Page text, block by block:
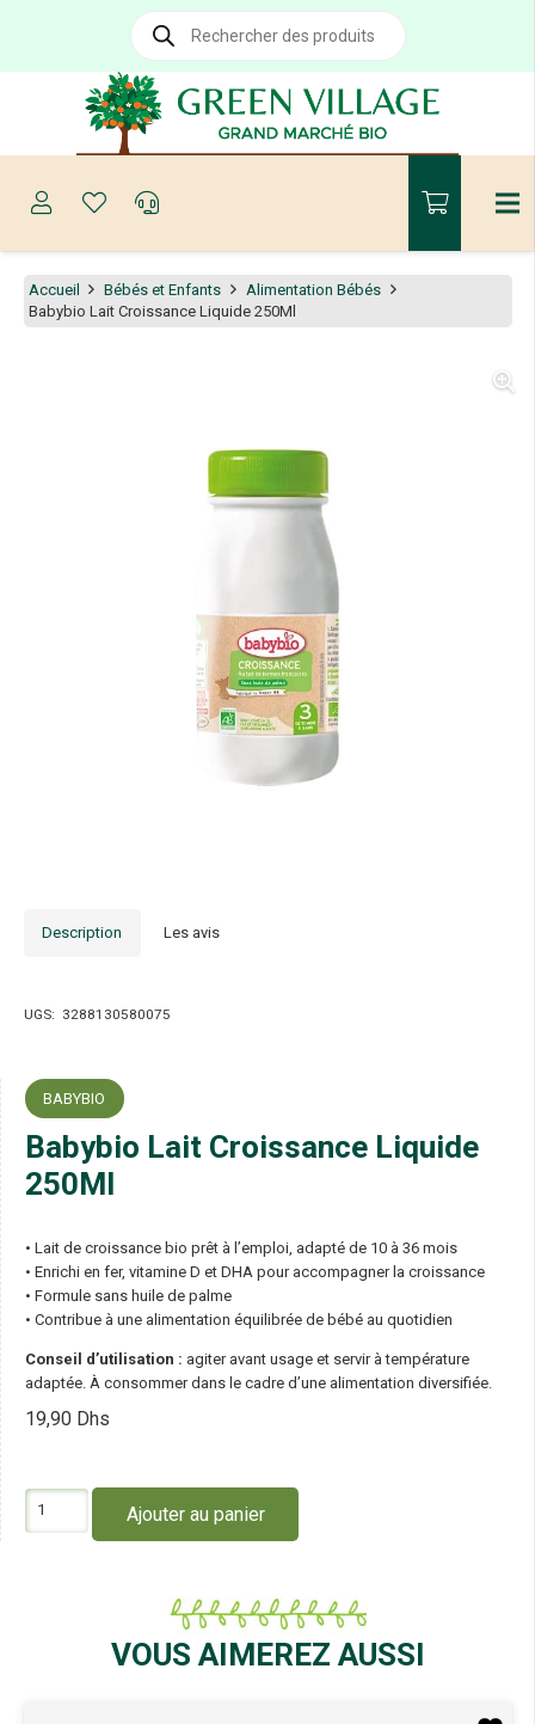
Recherche
produits
Accueil Bébés et Enfants
Alimentation Bébés
Babybio Lait Croissance Liquide 250Ml
Description Les avis
UGS: 3288130580075
BABYBIO
Babybio Lait Croissance Liquide
250Ml
• Lait de croissance bio prêt à l’emploi, adapté de 10 à 36 mois
• Enrichi en fer, vitamine D et DHA pour accompagner la croissance
• Formule sans huile de palme
• Contribue à une alimentation équilibrée de bébé au quotidien
Conseil d’utilisation : agiter avant usage et servir à température
adaptée. À consommer dans le cadre d’une alimentation diversifiée.
19,90 Dhs
Ajouter au panier
VOUS AIMEREZ AUSSI